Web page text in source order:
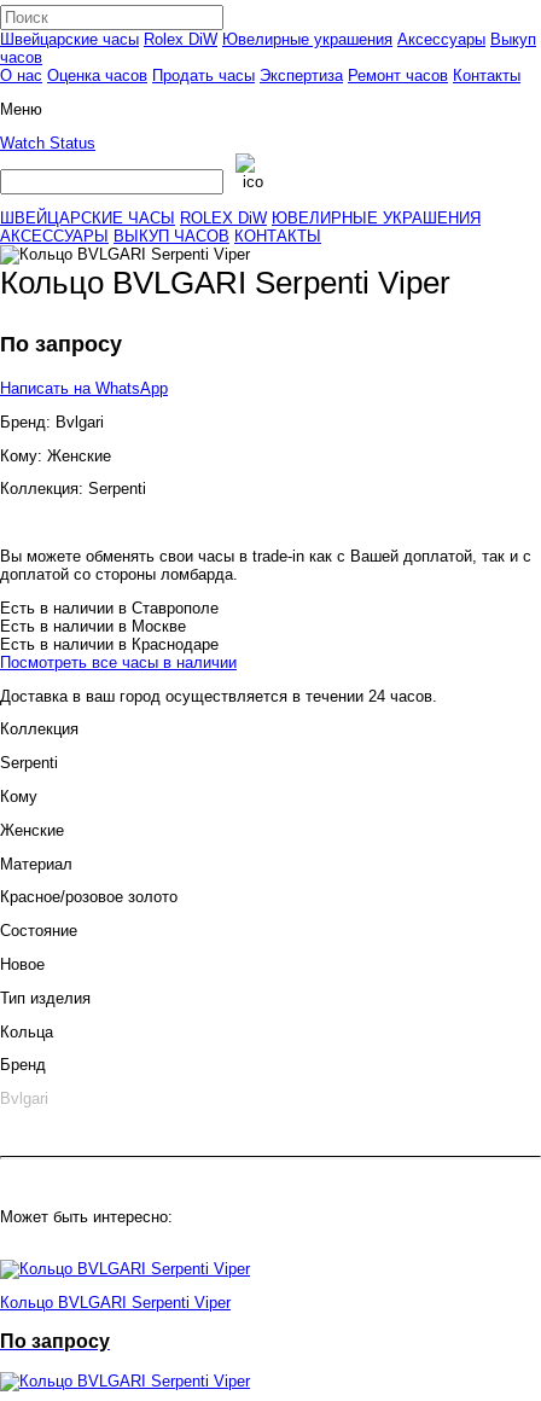
Швейцарские часы Rolex DiW Ювелирные украшения Аксессуары Выкуп
часов
О нас Оценка часов Продать часы Экспертиза Ремонт часов Контакты
Меню
Watch Status
ШВЕЙЦАРСКИЕ ЧАСЫ ROLEX DiW ЮВЕЛИРНЫЕ УКРАШЕНИЯ
АКСЕССУАРЫ
ВЫКУП ЧАСОВ КОНТАКТЫ
Кольцо BVLGARI Serpenti Viper
По запросу
Написать на WhatsApp
Бренд: Bvlgari
Кому: Женские
Коллекция: Serpenti
Вы можете обменять свои часы в trade-in как с Вашей доплатой, так и с
доплатой со стороны ломбарда.
Есть в наличии в Ставрополе
Есть в наличии в Москве
Есть в наличии в Краснодаре
Посмотреть все часы в наличии
Доставка в ваш город осуществляется в течении 24 часов.
Коллекция
Serpenti
Кому
Женские
Материал
Красное/розовое золото
Состояние
Новое
Тип изделия
Кольца
Бренд
Bvlgari
Может быть интересно:
Кольцо BVLGARI Serpenti Viper
По запросу